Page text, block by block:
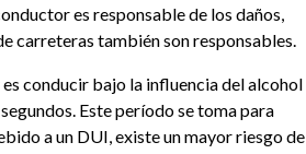
es responsable de los daños,
carreteras también son responsables.
conducir bajo la influencia del alcohol
Este período se toma para
a un DUI, existe un mayor riesgo de